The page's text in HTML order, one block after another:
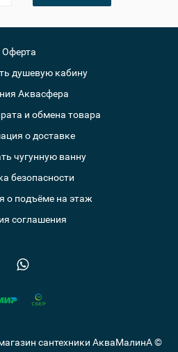
Оферта
душевую кабину
Аквасфера
и обмена товара
о доставке
чугунную ванну
безопасности
о подъёме на этаж
соглашения
сантехники АкваМалинА ©